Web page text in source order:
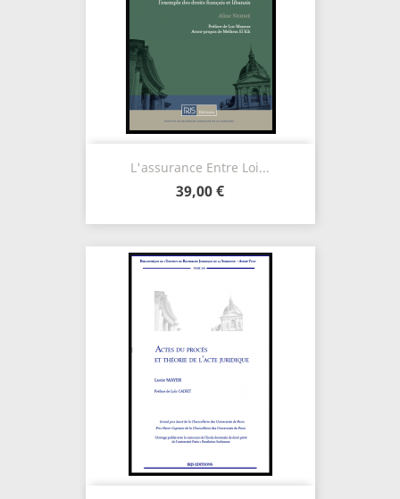
L'assurance Entre Loi...
39,00 €